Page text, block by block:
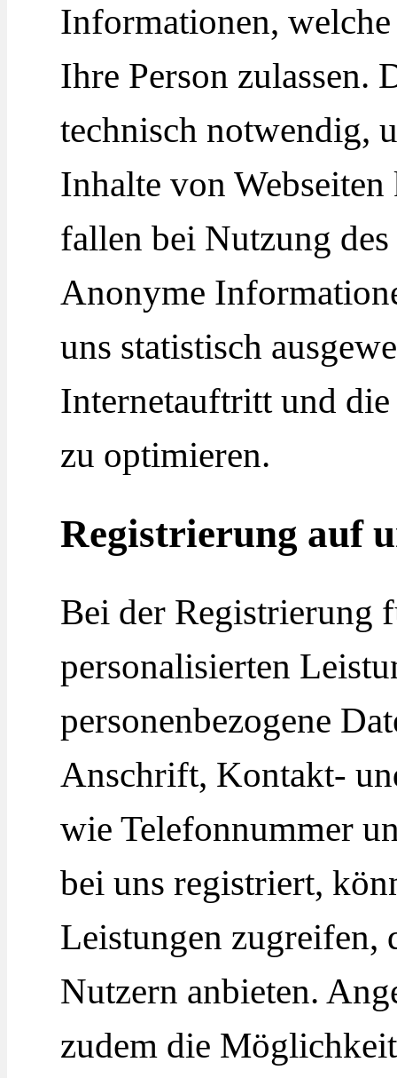
Informationen,
Ihre Person zulassen.
technisch notwendig,
Inhalte von
fallen bei Nutzung
Anonyme
uns statistisch
Internetauftritt und
zu optimieren.
Registrierung auf
Bei der Registrierung
personalisierten
personenbezogene
Anschrift, Kontakt-
wie Telefonnummer
bei uns registriert,
Leistungen zugreifen,
Nutzern anbieten.
zudem die